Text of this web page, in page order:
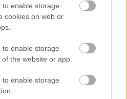
to enable storage
cookies on web or
to enable storage
the website or app.
to enable storage
A Verity olyan, mintha az Eredet és egy
pornófilm keveredett volna össze